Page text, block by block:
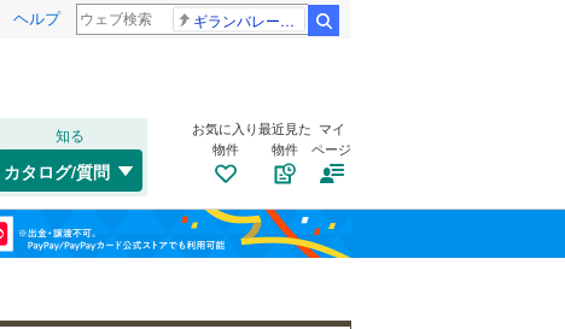
ヘルプ ギランバレー症候群
知る
カタログ/質問
お気に入り
物件
最近見た
物件
マイ
ページ
福島 中原区(0)
宮前区(0)
東海道本線(
横浜線
埼京線(0)